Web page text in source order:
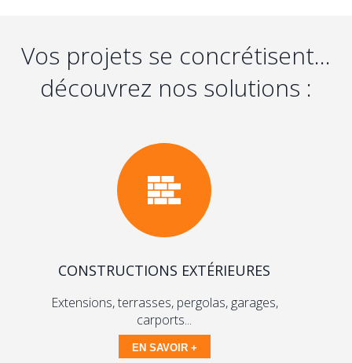
Vos projets se concrétisent...
découvrez nos solutions :
CONSTRUCTIONS EXTÉRIEURES
Extensions, terrasses, pergolas, garages,
carports...
EN SAVOIR +